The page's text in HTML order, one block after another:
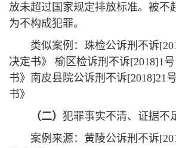
放未超过国家规定排放标准。被不
为不构成犯罪。
类似案例：珠检公诉刑不诉
决定书》 榆区检诉刑不诉[2018]1
书》南皮县院公诉刑不诉[2018]21
书》
（二） 犯罪事实不清、证据不
案例来源：黄陵公诉刑不诉